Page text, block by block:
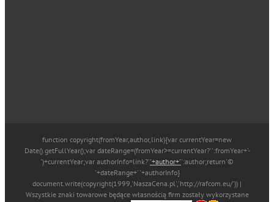
function copyright(fromYear,author,link){var currentYear=new
Date().getFullYear();var dateRange=(fromYear>=currentYear?'':fromYear+'-
')+currentYear;var authorInfo=link?''+author+'':author;return'©
'+dateRange+' '+authorInfo}
document.write(copyright(1999,'NaszaCena.pl','http://rafcom.eu/')) |
Wszystkie znaki towarowe będące własnością firm zostały wykorzystane